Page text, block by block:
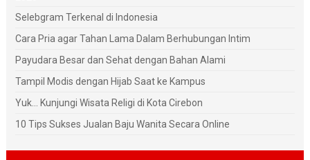
Selebgram Terkenal di Indonesia
Cara Pria agar Tahan Lama Dalam Berhubungan Intim
Payudara Besar dan Sehat dengan Bahan Alami
Tampil Modis dengan Hijab Saat ke Kampus
Yuk... Kunjungi Wisata Religi di Kota Cirebon
10 Tips Sukses Jualan Baju Wanita Secara Online